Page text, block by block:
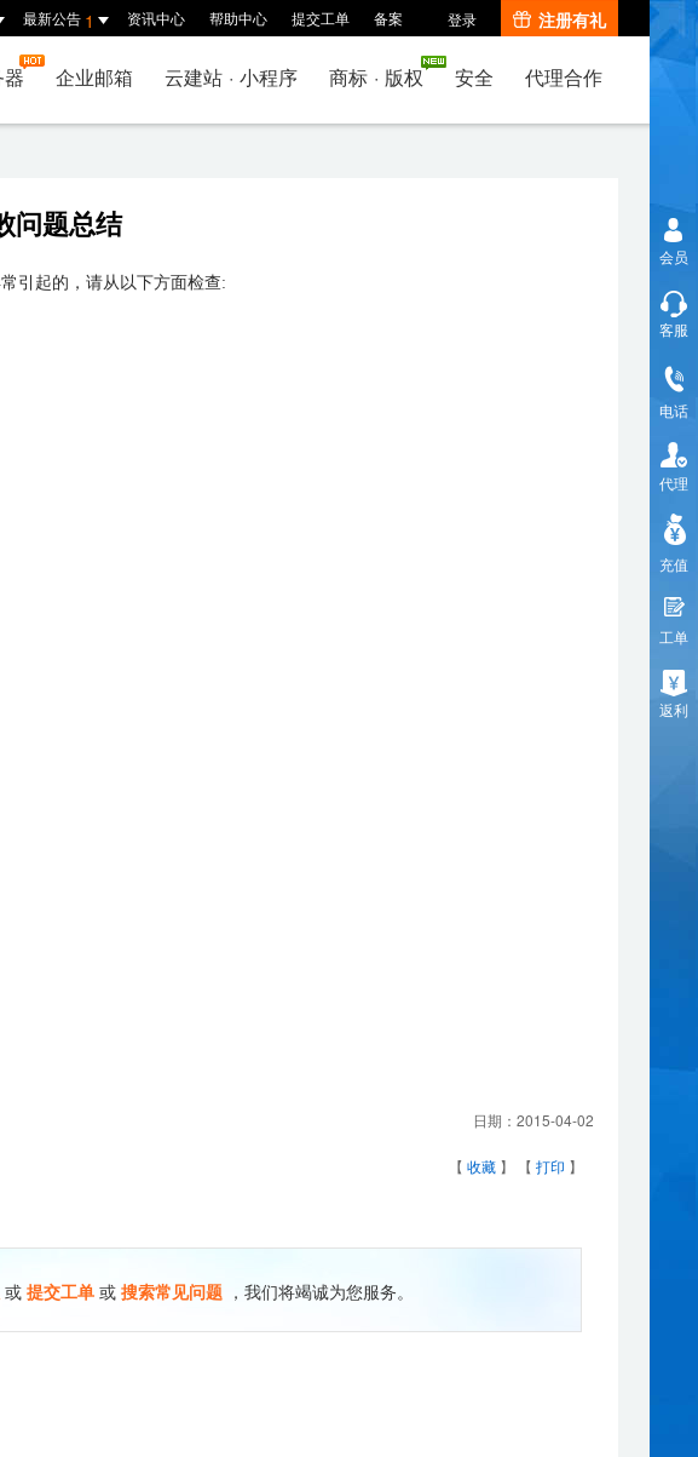
最新公告 1 资讯中心 帮助中心 提交工单 备案 登录 注册有礼
器 企业邮箱 云建站 · 小程序 商标 · 版权 安全 代理合作
问题总结
引起的，请从以下方面检查:
日期： 2015-04-02
【 收藏 】 【 打印 】
或 提交工单 或 搜索常见问题 ，我们将竭诚为您服务。
会员
客服
电话
代理
充值
工单
返利